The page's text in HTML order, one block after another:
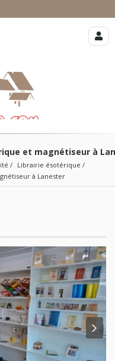
et magnétiseur à
Librairie ésotérique
à Lanester